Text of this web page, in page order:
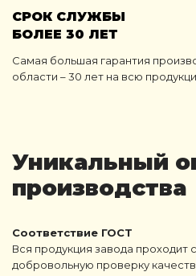
СРОК СЛУЖБЫ
БОЛЕЕ 30 ЛЕТ
Самая большая гарантия
области – 30 лет на всю
Уникальный
производства
Соответствие ГОСТ
Вся продукция завода проходит
добровольную проверку